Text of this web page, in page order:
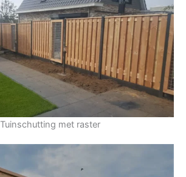
Tuinschutting met raster